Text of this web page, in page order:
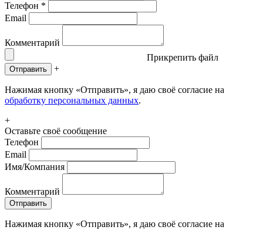
Телефон *
Email
Комментарий
Прикрепить файл
Отправить +
Нажимая кнопку «Отправить», я даю своё согласие на
обработку персональных данных.
+
Оставьте своё сообщение
Телефон
Email
Имя/Компания
Комментарий
Отправить
Нажимая кнопку «Отправить», я даю своё согласие на